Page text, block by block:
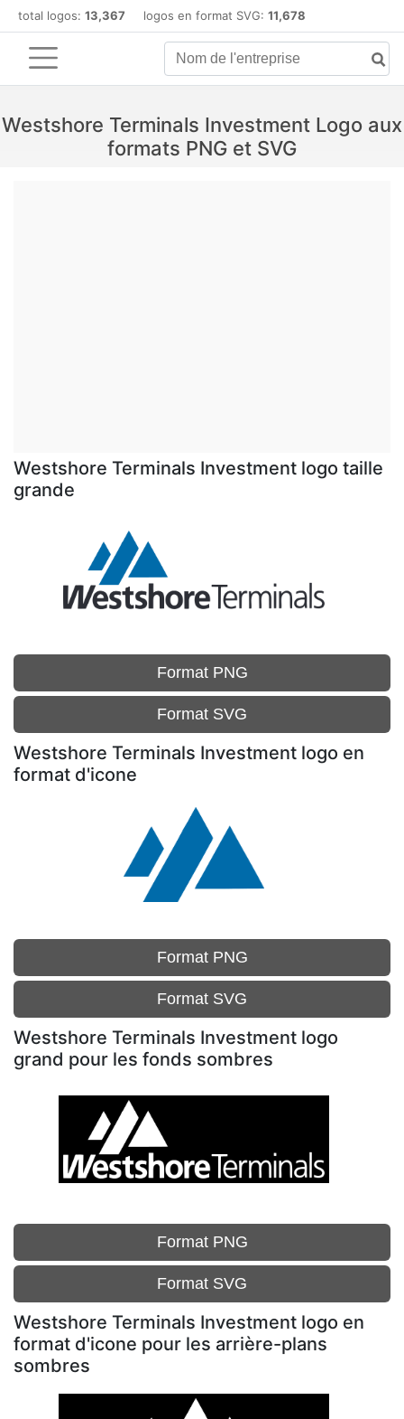
total logos: 13,367 logos en format SVG: 11,678
Westshore Terminals Investment Logo aux
formats PNG et SVG
Westshore Terminals Investment logo taille
grande
Format PNG
Format SVG
Westshore Terminals Investment logo en
format d'icone
Format PNG
Format SVG
Westshore Terminals Investment logo
grand pour les fonds sombres
Format PNG
Format SVG
Westshore Terminals Investment logo en
format d'icone pour les arrière-plans
sombres